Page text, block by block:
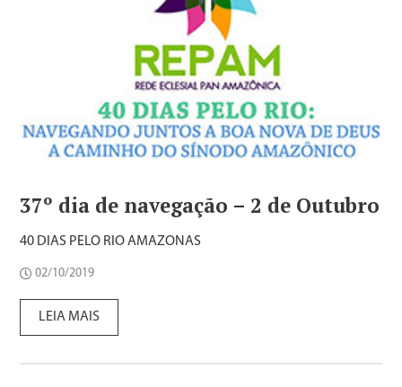
37º dia de navegação – 2 de Outubro
40 DIAS PELO RIO AMAZONAS
02/10/2019
LEIA MAIS